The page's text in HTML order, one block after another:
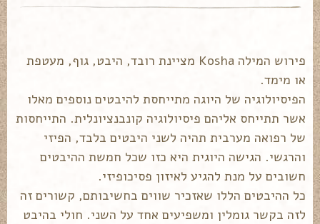
פירוש המילה Kosha מציינת רובד, היבט, גוף, מעטפת
או מימד.
הפיסיולוגיה של היוגה מתייחסת להיבטים נוספים מאלו
אשר תתייחס אליהם פיסיולוגיה קונבנציונלית. התייחסות
של רפואה מערבית תהיה לשני היבטים בלבד, הפיזי
והרגשי. הגישה היוגית היא כזו שכל חמשת ההיבטים
חשובים על מנת להגיע לאיזון פסיכופיזי.
כל ההיבטים הללו שאזכיר שווים בחשיבותם, קשורים זה
לזה בקשר גומלין ומשפיעים אחד על השני. חולי בהיבט